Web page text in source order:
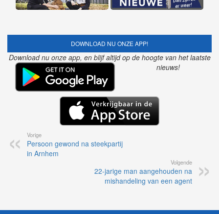
DOWNLOAD NU ONZE APP!
Download nu onze app, en blijf altijd op de hoogte van het laatste
nieuws!
Vorige
Persoon gewond na steekpartij
in Arnhem
Volgende
22-jarige man aangehouden na
mishandeling van een agent